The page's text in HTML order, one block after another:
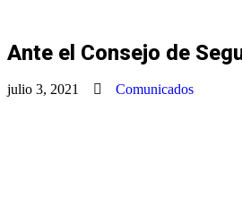
Ante el Consejo de
julio 3, 2021 Comunicados